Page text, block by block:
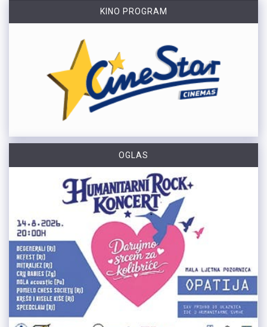
KINO PROGRAM
OGLAS